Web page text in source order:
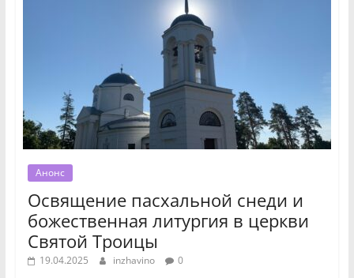
Анонс
Освящение пасхальной снеди и
божественная литургия в церкви
Святой Троицы
19.04.2025 inzhavino 0